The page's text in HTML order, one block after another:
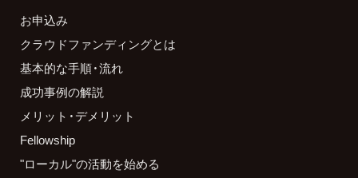
お申込み
クラウドファンディングとは
基本的な手順・流れ
成功事例の解説
メリット・デメリット
Fellowship
"ローカル"の活動を始める